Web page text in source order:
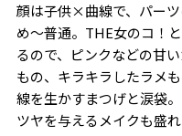
顔は子供×曲線で、パー
め〜普通。THE女のコ！
るので、ピンクなどの甘
もの、キラキラしたラメ
線を生かすまつげと涙袋
ツヤを与えるメイクも盛れ